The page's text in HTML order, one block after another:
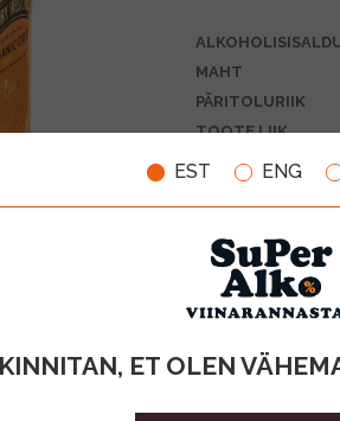
EST ENG
ET OLEN
MAHT
PÄRITOLURIIK
TOOTE LIIK
ÜHIKU HIND